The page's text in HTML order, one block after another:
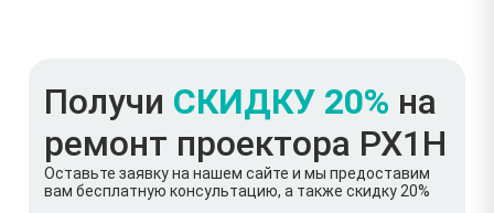
Получи СКИДКУ 20% на
ремонт проектора PX1H
Оставьте заявку на нашем сайте и мы предоставим
вам бесплатную консультацию, а также скидку 20%